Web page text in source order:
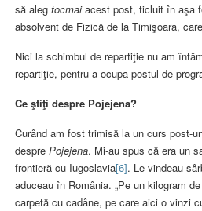
să alegtocmaiacest post, ticluit în aşa
absolvent de Fizică de la Timişoara,
Nici la schimbul de repartiţie nu am
repartiţie, pentru a ocupa postul de
Ce ştiţi despre Pojejena?
Curând am fost trimisă la un curs post-
desprePojejena. Mi-au spus că era un
frontieră cu Iugoslavia[6]. Le vindeau
aduceau în România. „Pe un kilogram
carpetă cu cadâne, pe care aici o vinzi